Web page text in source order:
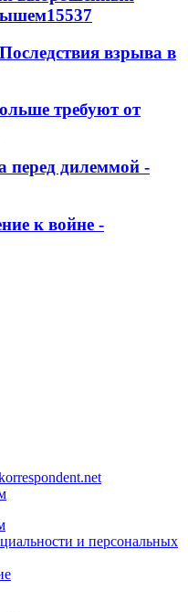
15537
взрыва в
требуют от
перед дилеммой -
к войне -
и персональных